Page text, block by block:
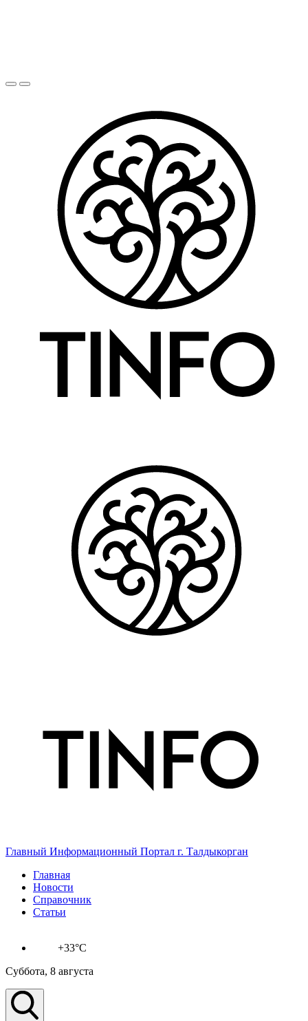
Главный Информационный Портал г. Талдыкорган
Главная
Новости
Справочник
Статьи
+33°C
Суббота, 8 августа